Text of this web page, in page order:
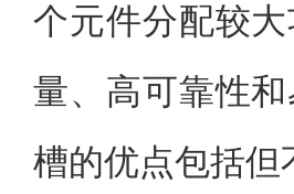
个元件分配较
量、高可靠性
槽的优点包括但